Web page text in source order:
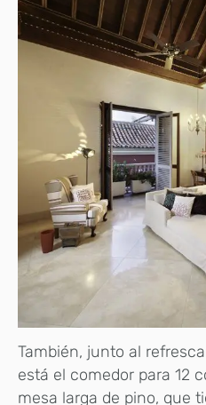
También, junto al
está el comedor para 12
mesa larga de pino, que